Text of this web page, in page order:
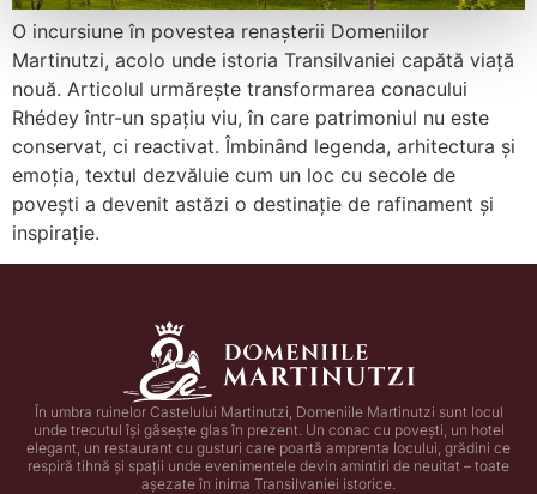
O incursiune în povestea renașterii Domeniilor
Martinutzi, acolo unde istoria Transilvaniei capătă viață
nouă. Articolul urmărește transformarea conacului
Rhédey într-un spațiu viu, în care patrimoniul nu este
conservat, ci reactivat. Îmbinând legenda, arhitectura și
emoția, textul dezvăluie cum un loc cu secole de
povești a devenit astăzi o destinație de rafinament și
inspirație.
În umbra ruinelor Castelului Martinutzi, Domeniile Martinutzi sunt locul
unde trecutul își găsește glas în prezent. Un conac cu povești, un hotel
elegant, un restaurant cu gusturi care poartă amprenta locului, grădini ce
respiră tihnă și spații unde evenimentele devin amintiri de neuitat – toate
așezate în inima Transilvaniei istorice.